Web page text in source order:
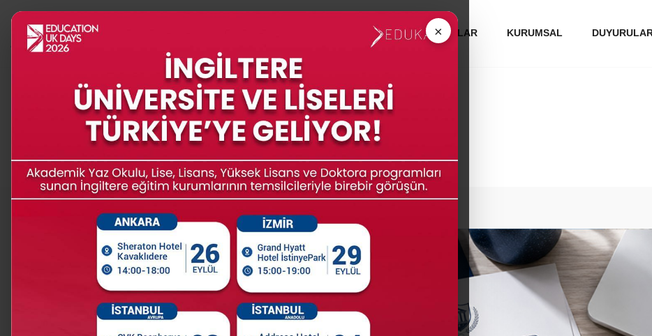
İNGİLTERE ÜNİVERSİTELERİ MEZUNLAR KURUMSAL
Burs Olanakları